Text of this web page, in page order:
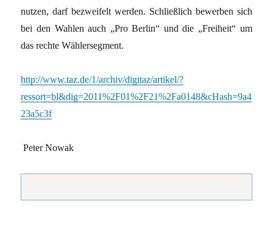
nutzen, darf bezweifelt werden. Schließlich bewerben sich
bei den Wahlen auch „Pro Berlin“ und die „Freiheit“ um
das rechte Wählersegment.
http://www.taz.de/1/archiv/digitaz/artikel/?
ressort=bl&dig=2011%2F01%2F21%2Fa0148&cHash=9a4
23a5c3f
Peter Nowak